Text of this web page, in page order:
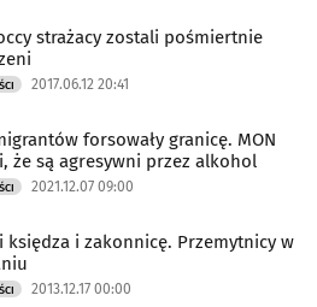
strażacy zostali pośmiertnie
2017.06.12 20:41
forsowały granicę. MON
że są agresywni przez alkohol
2021.12.07 09:00
księdza i zakonnicę. Przemytnicy w
2013.12.17 00:00